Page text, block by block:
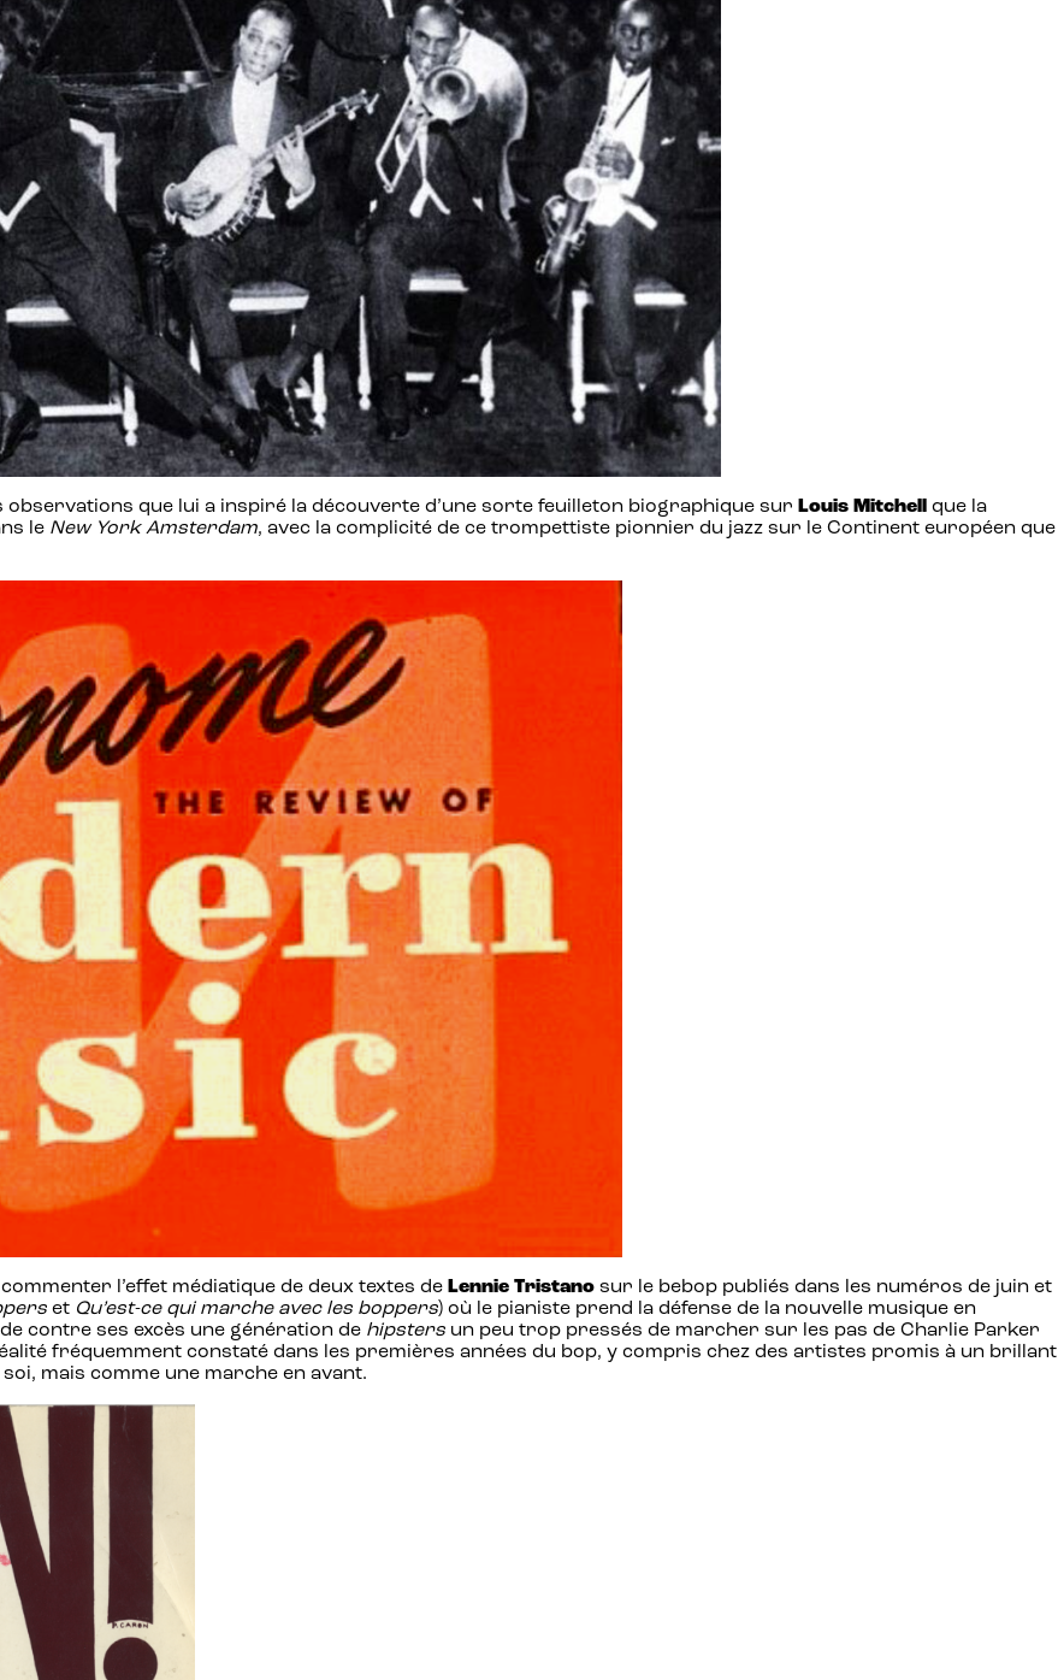
observations que lui a inspiré la découverte d’une sorte feuilleton biographique sur Louis Mitchell
que la
le New York Amsterdam, avec la complicité de ce trompettiste pionnier du jazz sur le Continent européen que
l’effet médiatique de deux textes de Lennie Tristano sur le bebop publiés dans les numéros de juin et
et Qu’est-ce qui marche avec les boppers) où le pianiste prend la défense de la nouvelle musique en
contre ses excès une génération de hipsters un peu trop pressés de marcher sur les pas de Charlie Parker
fréquemment constaté dans les premières années du bop, y compris chez des artistes promis à un brillant
mais comme une marche en avant.